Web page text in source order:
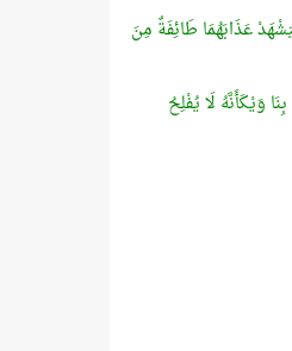
عَذَابَهُمَا طَائِفَةٌ مِنَ
وَيْكَأَنَّهُ لَا يُفْلِحُ